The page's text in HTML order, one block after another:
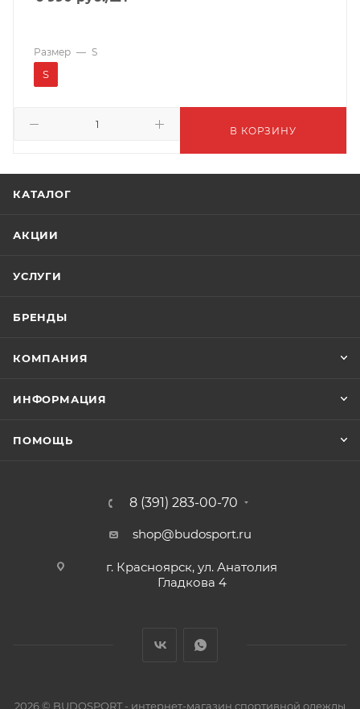
В КОРЗИНУ
Размер — S
S
КАТАЛОГ
АКЦИИ
УСЛУГИ
БРЕНДЫ
КОМПАНИЯ
ИНФОРМАЦИЯ
ПОМОЩЬ
8 (391) 283-00-70
shop@budosport.ru
г. Красноярск, ул. Анатолия
Гладкова 4
2026 © BUDOSPORT - интернет-магазин спортивной одежды